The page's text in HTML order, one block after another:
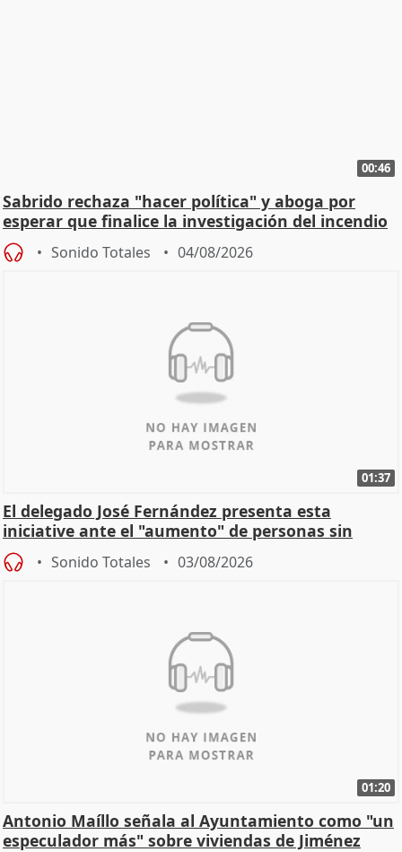
00:46
Sabrido rechaza "hacer política" y aboga por
esperar que finalice la investigación del incendio
Sonido Totales 04/08/2026
01:37
El delegado José Fernández presenta esta
iniciative ante el "aumento" de personas sin
hogar en Madri
Sonido Totales 03/08/2026
01:20
Antonio Maíllo señala al Ayuntamiento como "un
especulador más" sobre viviendas de Jiménez